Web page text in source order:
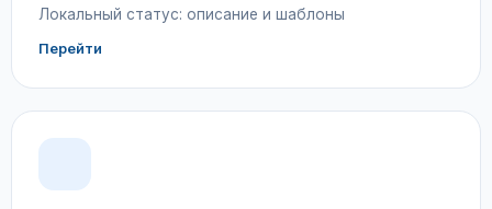
Локальный статус: описание и шаблоны
Перейти